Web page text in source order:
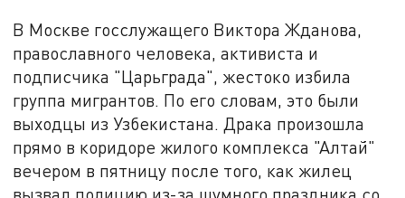
В Москве госслужащего Виктора Жданова,
православного человека, активиста и
подписчика "Царьграда", жестоко избила
группа мигрантов. По его словам, это были
выходцы из Узбекистана. Драка произошла
прямо в коридоре жилого комплекса "Алтай"
вечером в пятницу после того, как жилец
вызвал полицию из-за шумного праздника со